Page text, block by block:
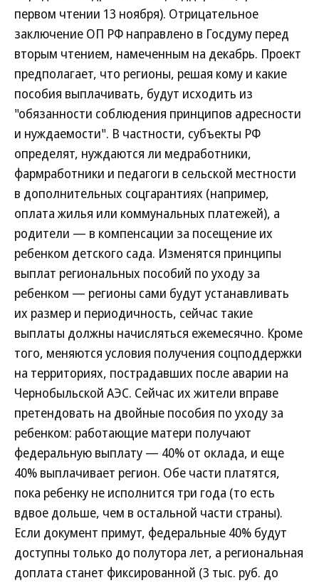
первом чтении 13 ноября). Отрицательное
заключение ОП РФ направлено в Госдуму перед
вторым чтением, намеченным на декабрь. Проект
предполагает, что регионы, решая кому и какие
пособия выплачивать, будут исходить из
"обязанности соблюдения принципов адресности
и нуждаемости". В частности, субъекты РФ
определят, нуждаются ли медработники,
фармработники и педагоги в сельской местности
в дополнительных соцгарантиях (например,
оплата жилья или коммунальных платежей), а
родители — в компенсации за посещение их
ребенком детского сада. Изменятся принципы
выплат региональных пособий по уходу за
ребенком — регионы сами будут устанавливать
их размер и периодичность, сейчас такие
выплаты должны начисляться ежемесячно. Кроме
того, меняются условия получения соцподдержки
на территориях, пострадавших после аварии на
Чернобыльской АЭС. Сейчас их жители вправе
претендовать на двойные пособия по уходу за
ребенком: работающие матери получают
федеральную выплату — 40% от оклада, и еще
40% выплачивает регион. Обе части платятся,
пока ребенку не исполнится три года (то есть
вдвое дольше, чем в остальной части страны).
Если документ примут, федеральные 40% будут
доступны только до полутора лет, а региональная
доплата станет фиксированной (3 тыс. руб. до